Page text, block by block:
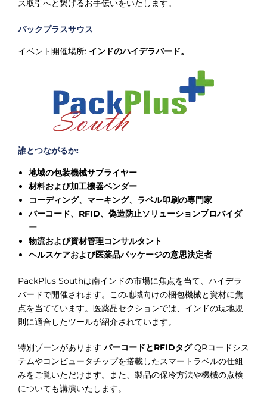
ス取引へと繋げるお手伝いをいたします。
パックプラスサウス
イベント開催場所: インドのハイデラバード。
誰とつながるか:
地域の包装機械サプライヤー
材料および加工機器ベンダー
コーディング、マーキング、ラベル印刷の専門家
バーコード、RFID、偽造防止ソリューションプロバイダ
ー
物流および資材管理コンサルタント
ヘルスケアおよび医薬品パッケージの意思決定者
PackPlus Southは南インドの市場に焦点を当て、ハイデラ
バードで開催されます。この地域向けの梱包機械と資材に焦
点を当てています。医薬品セクションでは、インドの現地規
則に適合したツールが紹介されています。
特別ゾーンがあります バーコードとRFIDタグQRコードシス
テムやコンピュータチップを搭載したスマートラベルの仕組
みをご覧いただけます。また、製品の保冷方法や機械の点検
についても講演いたします。